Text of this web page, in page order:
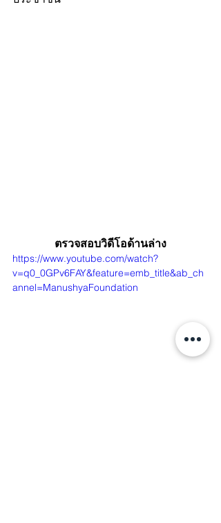
ตรวจสอบวิดีโอด้านล่าง
https://www.youtube.com/watch?
v=q0_0GPv6FAY&feature=emb_title&ab_ch
annel=ManushyaFoundation